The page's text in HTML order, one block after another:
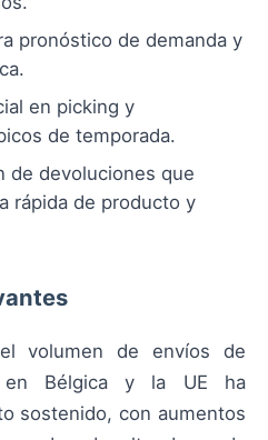
pronóstico de demanda y
en picking y
de temporada.
de devoluciones que
rápida de producto y
volumen de envíos de
en Bélgica y la UE ha
sostenido, con aumentos